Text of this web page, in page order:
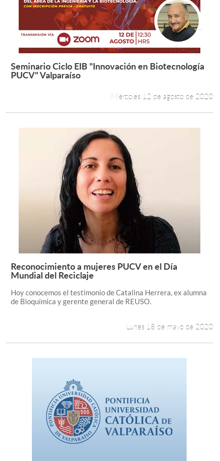
Leer más +
Seminario Ciclo EIB "Innovación en Biotecnología
PUCV" Valparaíso
Miércoles 12 de agosto de 2020
Leer más +
Reconocimiento a mujeres PUCV en el Día
Mundial del Reciclaje
Hoy conocemos el testimonio de Catalina Herrera, ex alumna
de Bioquímica y gerente general de REUSO.
Lunes 18 de mayo de 2020